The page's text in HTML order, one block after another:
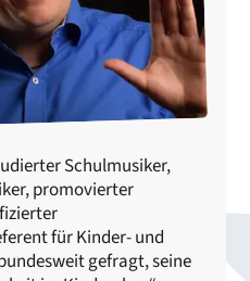
Schulmusiker,
promovierter
für Kinder- und
gefragt, seine